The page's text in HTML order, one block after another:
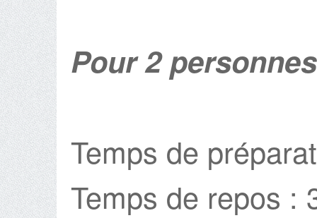
Pour 2 personnes
Temps de
Temps de repos :